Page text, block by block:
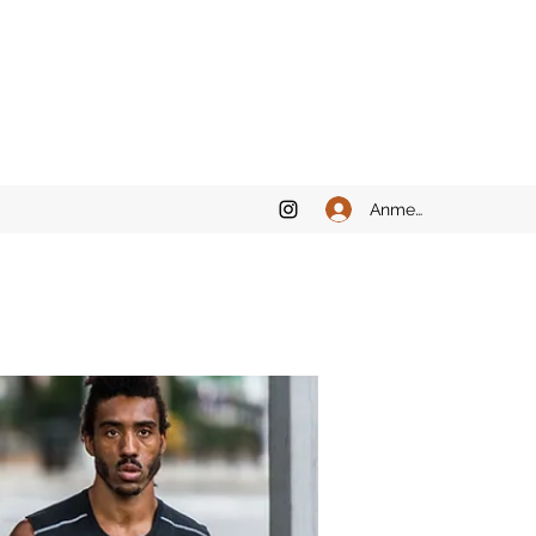
Anmelden